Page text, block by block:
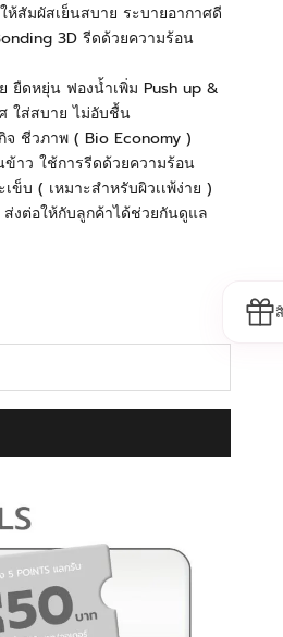
สัมผัสเย็นสบาย ระบายอากาศดี
3D รีดด้วยความร้อน
ยืดหยุ่น ฟองน้ำเพิ่ม Push up &
ใส่สบาย ไม่อับชื้น
จ ชีวภาพ ( Bio Economy )
าว ใช้การรีดด้วยความร้อน
ข็บ ( เหมาะสำหรับผิวเเพ้ง่าย )
งต่อให้กับลูกค้าได้ช่วยกันดูแล